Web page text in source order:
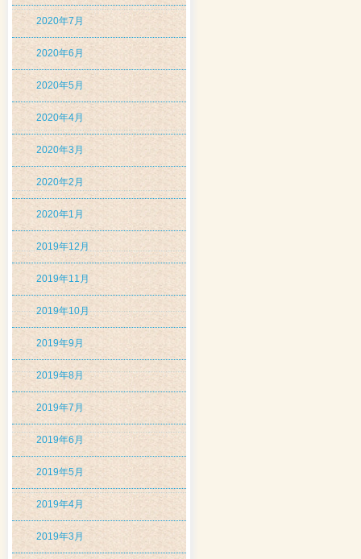
2020年7月
2020年6月
2020年5月
2020年4月
2020年3月
2020年2月
2020年1月
2019年12月
2019年11月
2019年10月
2019年9月
2019年8月
2019年7月
2019年6月
2019年5月
2019年4月
2019年3月